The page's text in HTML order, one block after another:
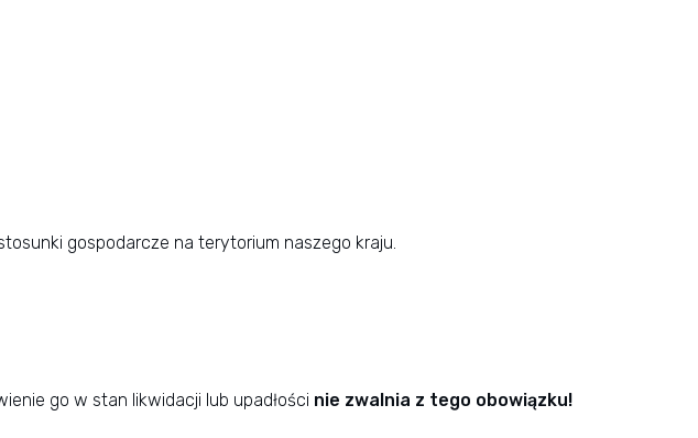
gospodarcze na terytorium naszego kraju.
go w stan likwidacji lub upadłości nie zwalnia z tego obowiązku!